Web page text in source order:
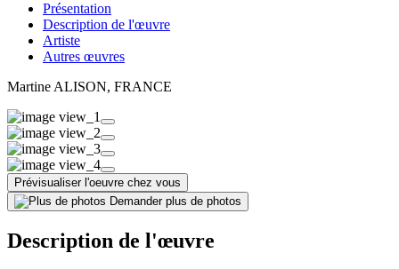
Présentation
Description de l'œuvre
Artiste
Autres œuvres
Martine ALISON, FRANCE
Prévisualiser l'oeuvre chez vous
Demander plus de photos
Description de l'œuvre